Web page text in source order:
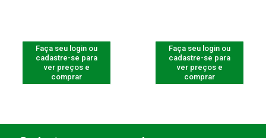
Faça seu login ou
cadastre-se para
ver preços e
comprar
Faça seu login ou
cadastre-se para
ver preços e
comprar